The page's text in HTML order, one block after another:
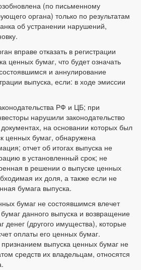
(по письменному
органа) только по результатам
об устранении нарушений,
вправе отказать в регистрации
ценных бумаг, что будет означать
и аннулирование
выпуска, если: в ходе эмиссии
РФ и ЦБ; при
нарушили законодательство
на основании которых был
ценных бумаг, обнаружена
отчет об итогах выпуска не
в установленный срок; не
в решении о выпуске ценных
их доля, а также если не
бумага выпуска.
бумаг не состоявшимся влечет
данного выпуска и возвращение
денег (другого имущества), которые
оплаты его ценных бумаг.
выпуска ценных бумаг не
средств их владельцам, относятся